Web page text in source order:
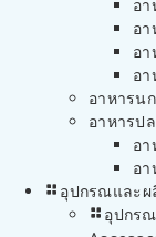
อา
อา
อา
อา
อาหารน
อาหารป
อา
อ
อุปกรณและผ
อุปกร